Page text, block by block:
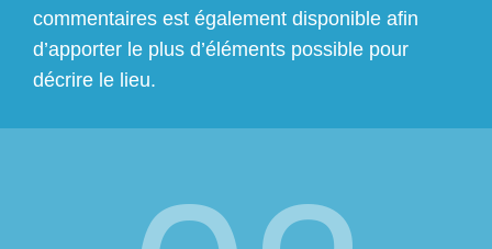
commentaires est également disponible afin
d’apporter le plus d’éléments possible pour
décrire le lieu.